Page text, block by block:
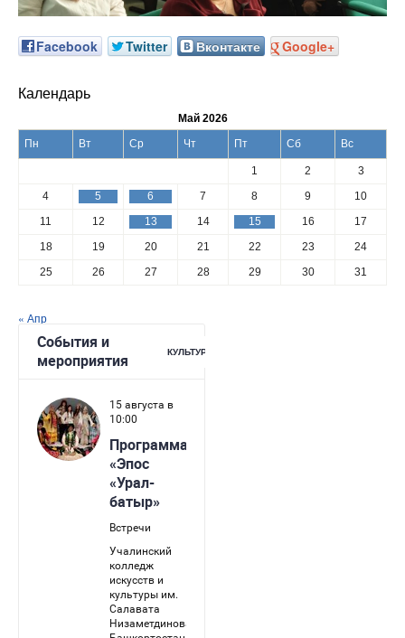
Facebook Twitter Вконтакте Google+
Календарь
Май 2026
Пн
Вт Ср Чт Пт Сб Вс
1 2
3
4
5 6 7 8 9
10
11
12 13 14 15 16
17
18
19 20 21 22 23
24
25
26 27 28 29 30 31
« Апр